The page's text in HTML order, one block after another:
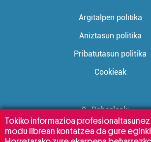
Argitalpen politika
Aniztasun politika
Pribatutasun politika
Cookieak
Babesleak:
Tokiko informazioa
modu librean kontatzea da gure